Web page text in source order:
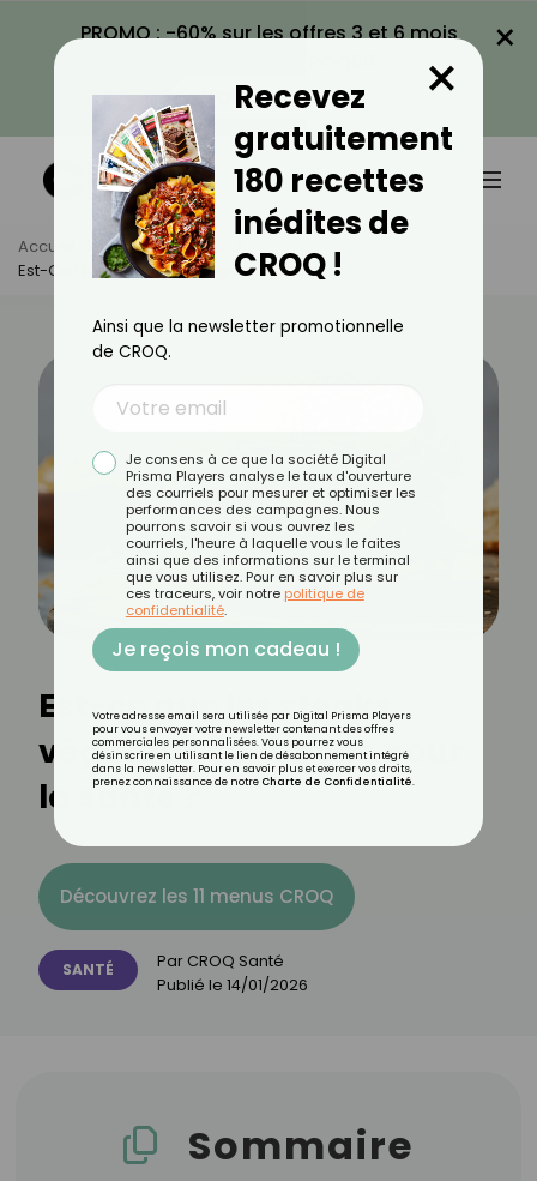
PROMO : -60% sur les offres 3 et 6 mois
VOIR LA PROMO
×
Accueil Actus
Santé
Est-Ce Que Les Steaks Végétaux Sont Bons Pour La Santé ?
Est-ce que les steaks
végétaux sont bons pour
la santé ?
Découvrez les 11 menus CROQ
SANTÉ Par CROQ Santé
Publié le 14/01/2026
Sommaire
Recevez
gratuitement
180 recettes
inédites de
CROQ !
×
Ainsi que la newsletter promotionnelle
de CROQ.
Je consens à ce que la société Digital
Prisma Players analyse le taux d'ouverture
des courriels pour mesurer et optimiser les
performances des campagnes. Nous
pourrons savoir si vous ouvrez les
courriels, l'heure à laquelle vous le faites
ainsi que des informations sur le terminal
que vous utilisez. Pour en savoir plus sur
ces traceurs, voir notre politique de
confidentialité.
Je reçois mon cadeau !
Votre adresse email sera utilisée par Digital Prisma Players
pour vous envoyer votre newsletter contenant des offres
commerciales personnalisées. Vous pourrez vous
désinscrire en utilisant le lien de désabonnement intégré
dans la newsletter. Pour en savoir plus et exercer vos droits,
prenez connaissance de notre Charte de Confidentialité.